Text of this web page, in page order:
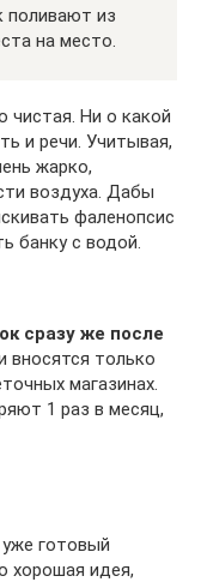
поливают из
на место.
чистая. Ни о какой
и речи. Учитывая,
жарко,
воздуха. Дабы
фаленопсис
банку с водой.
сразу же после
вносятся только
магазинах.
1 раз в месяц,
готовый
хорошая идея,